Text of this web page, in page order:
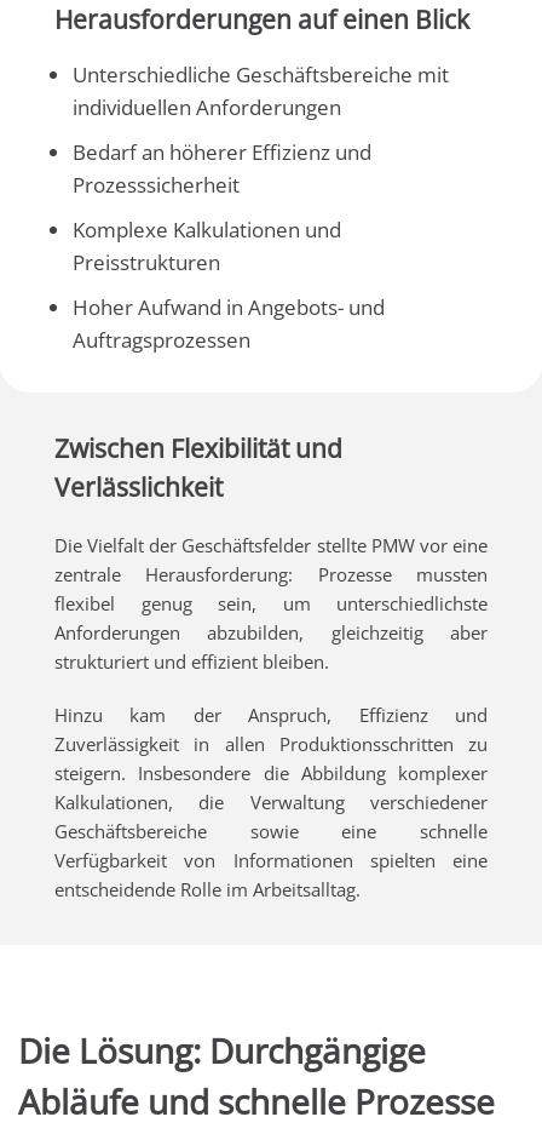
Herausforderungen auf einen Blick
Unterschiedliche Geschäftsbereiche mit
individuellen Anforderungen
Bedarf an höherer Effizienz und
Prozesssicherheit
Komplexe Kalkulationen und
Preisstrukturen
Hoher Aufwand in Angebots- und
Auftragsprozessen
Zwischen Flexibilität und
Verlässlichkeit
Die Vielfalt der Geschäftsfelder stellte PMW vor eine
zentrale Herausforderung: Prozesse mussten
flexibel genug sein, um unterschiedlichste
Anforderungen abzubilden, gleichzeitig aber
strukturiert und effizient bleiben.
Hinzu kam der Anspruch, Effizienz und
Zuverlässigkeit in allen Produktionsschritten zu
steigern. Insbesondere die Abbildung komplexer
Kalkulationen, die Verwaltung verschiedener
Geschäftsbereiche sowie eine schnelle
Verfügbarkeit von Informationen spielten eine
entscheidende Rolle im Arbeitsalltag.
Die Lösung: Durchgängige
Abläufe und schnelle Prozesse